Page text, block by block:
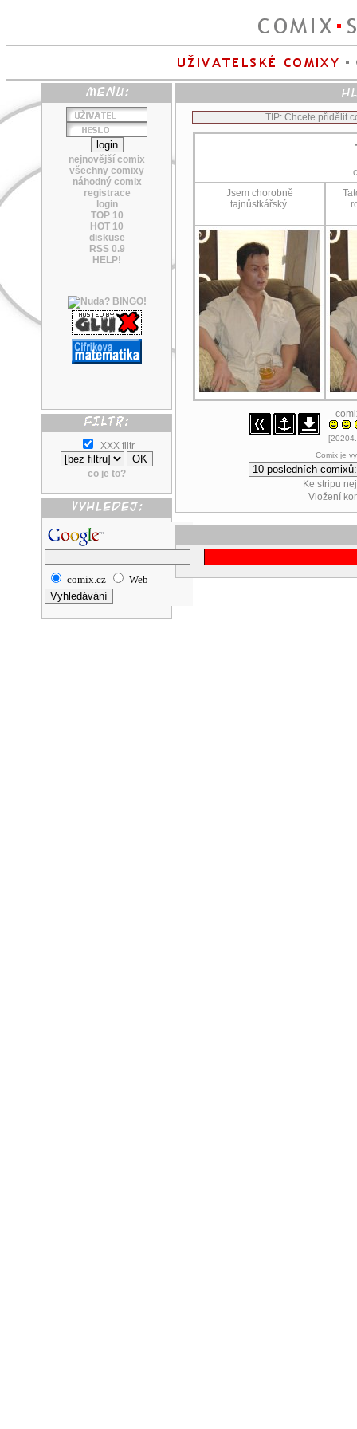
nejnovější comix
všechny comixy
náhodný comix
registrace
login
TOP 10
HOT 10
diskuse
RSS 0.9
HELP!
XXX filtr
co je to?
comix.cz Web
TIP: Chcete přidělit
Jsem chorobně
tajnůstkářský.
Comix je
Ke stripu
Vložení